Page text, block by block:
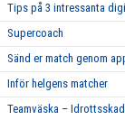
Tips på 3 intressanta
Supercoach
Sänd er match genom
Inför helgens matcher
Teamväska –